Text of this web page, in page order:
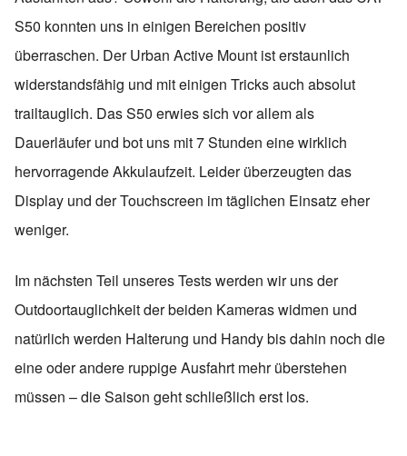
S50 konnten uns in einigen Bereichen positiv
überraschen. Der Urban Active Mount ist erstaunlich
widerstandsfähig und mit einigen Tricks auch absolut
trailtauglich. Das S50 erwies sich vor allem als
Dauerläufer und bot uns mit 7 Stunden eine wirklich
hervorragende Akkulaufzeit. Leider überzeugten das
Display und der Touchscreen im täglichen Einsatz eher
weniger.
Im nächsten Teil unseres Tests werden wir uns der
Outdoortauglichkeit der beiden Kameras widmen und
natürlich werden Halterung und Handy bis dahin noch die
eine oder andere ruppige Ausfahrt mehr überstehen
müssen – die Saison geht schließlich erst los.